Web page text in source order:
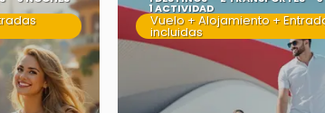
1 ACTIVIDAD
Vuelo + Alojamiento +
incluidas